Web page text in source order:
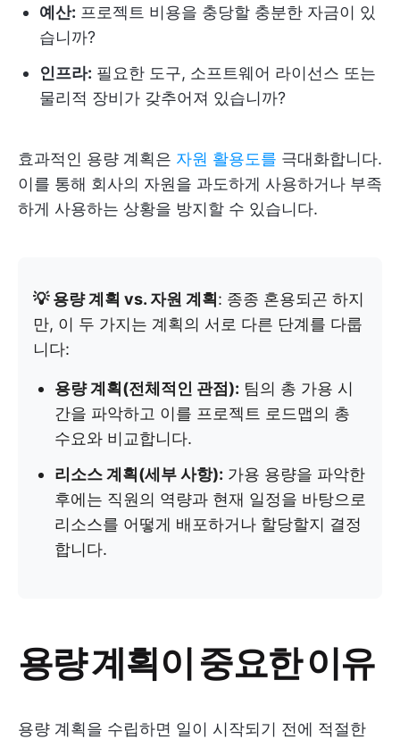
예산: 프로젝트 비용을 충당할 충분한 자금이 있
습니까?
인프라: 필요한 도구, 소프트웨어 라이선스 또는
물리적 장비가 갖추어져 있습니까?
효과적인 용량 계획은 자원 활용도를 극대화합니다.
이를 통해 회사의 자원을 과도하게 사용하거나 부족
하게 사용하는 상황을 방지할 수 있습니다.
💡 용량 계획 vs. 자원 계획 : 종종 혼용되곤 하지
만, 이 두 가지는 계획의 서로 다른 단계를 다룹
니다:
용량 계획(전체적인 관점): 팀의 총 가용 시
간을 파악하고 이를 프로젝트 로드맵의 총
수요와 비교합니다.
리소스 계획(세부 사항): 가용 용량을 파악한
후에는 직원의 역량과 현재 일정을 바탕으로
리소스를 어떻게 배포하거나 할당할지 결정
합니다.
용량 계획이 중요한 이유
용량 계획을 수립하면 일이 시작되기 전에 적절한